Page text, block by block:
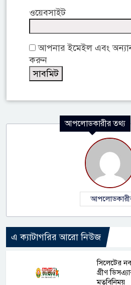
ওয়েবসাইট
আপনার ইমেইল এবং
করুন
আপলোডকারীর তথ্য
এ ক্যাটাগরির আরো নিউজ
সিলেটের
গ্রীণ
মতবিনিময়